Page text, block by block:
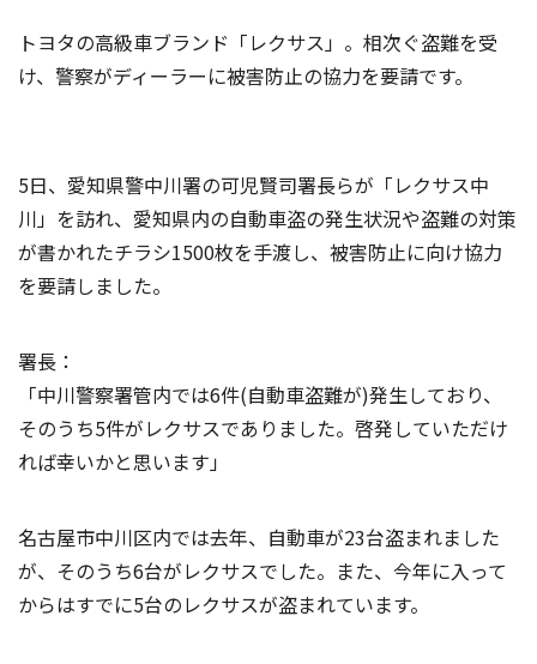
トヨタの高級車ブランド「レクサス」。相次ぐ盗難を受
け、警察がディーラーに被害防止の協力を要請です。
5日、愛知県警中川署の可児賢司署長らが「レクサス中
川」を訪れ、愛知県内の自動車盗の発生状況や盗難の対策
が書かれたチラシ1500枚を手渡し、被害防止に向け協力
を要請しました。
署長：
「中川警察署管内では6件(自動車盗難が)発生しており、
そのうち5件がレクサスでありました。啓発していただけ
れば幸いかと思います」
名古屋市中川区内では去年、自動車が23台盗まれました
が、そのうち6台がレクサスでした。また、今年に入って
からはすでに5台のレクサスが盗まれています。